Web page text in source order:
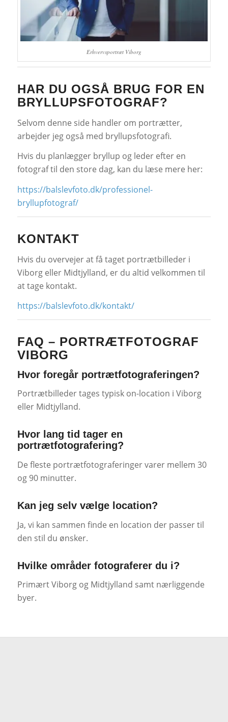
Erhvervsportræt Viborg
HAR DU OGSÅ BRUG FOR EN
BRYLLUPSFOTOGRAF?
Selvom denne side handler om portrætter,
arbejder jeg også med bryllupsfotografi.
Hvis du planlægger bryllup og leder efter en
fotograf til den store dag, kan du læse mere her:
https://balslevfoto.dk/professionel-
bryllupfotograf/
KONTAKT
Hvis du overvejer at få taget portrætbilleder i
Viborg eller Midtjylland, er du altid velkommen til
at tage kontakt.
https://balslevfoto.dk/kontakt/
FAQ – PORTRÆTFOTOGRAF
VIBORG
Hvor foregår portrætfotograferingen?
Portrætbilleder tages typisk on-location i Viborg
eller Midtjylland.
Hvor lang tid tager en
portrætfotografering?
De fleste portrætfotograferinger varer mellem 30
og 90 minutter.
Kan jeg selv vælge location?
Ja, vi kan sammen finde en location der passer til
den stil du ønsker.
Hvilke områder fotograferer du i?
Primært Viborg og Midtjylland samt nærliggende
byer.